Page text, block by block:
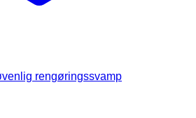
rengøringssvamp